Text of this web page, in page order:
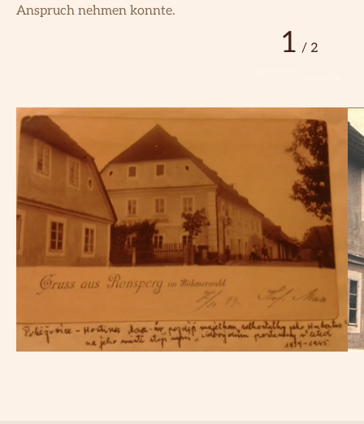
Anspruch nehmen konnte.
1 / 2